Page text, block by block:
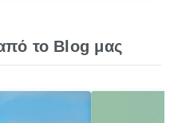
το Blog μας